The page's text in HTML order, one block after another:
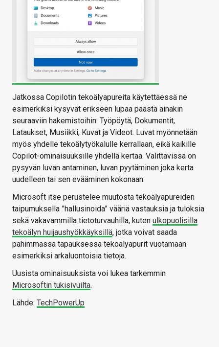
Jatkossa Copilotin tekoälyapureita käytettäessä ne
esimerkiksi kysyvät erikseen lupaa päästä ainakin
seuraaviin hakemistoihin: Työpöytä, Dokumentit,
Lataukset, Musiikki, Kuvat ja Videot. Luvat myönnetään
myös yhdelle tekoälytyökalulle kerrallaan, eikä kaikille
Copilot-ominaisuuksille yhdellä kertaa. Valittavissa on
pysyvän luvan antaminen, luvan pyytäminen joka kerta
uudelleen tai sen evääminen kokonaan.
Microsoft itse perustelee muutosta tekoälyapureiden
taipumuksella ”hallusinoida” vääriä vastauksia ja tuloksia
sekä vakavammilla tietoturvauhilla, kuten ulkopuolisilla
tekoälyn huijaushyökkäyksillä, jotka voivat saada
pahimmassa tapauksessa tekoälyapurit vuotamaan
esimerkiksi arkaluontoisia tietoja.
Uusista ominaisuuksista voi lukea tarkemmin
Microsoftin tukisivuilta.
Lähde: TechPowerUp